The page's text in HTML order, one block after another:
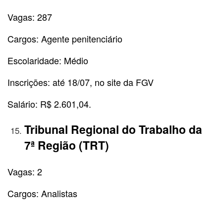
Vagas: 287
Cargos: Agente penitenciário
Escolaridade: Médio
Inscrições: até 18/07, no site da FGV
Salário: R$ 2.601,04.
Tribunal Regional do Trabalho da
7ª Região (TRT)
Vagas: 2
Cargos: Analistas